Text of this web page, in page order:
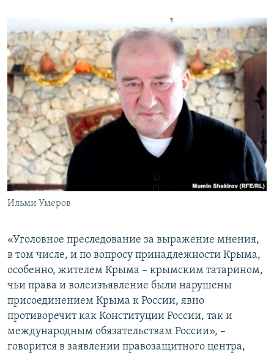
КРЫМ.НЕПОКОРЕННЫЙ
ELIFBE
УКРАИНСКАЯ ПРОБЛЕМА КРЫМА
Все сайты RFE/RL
Ильми Умеров
«Уголовное преследование за выражение мнения,
в том числе, и по вопросу принадлежности Крыма,
особенно, жителем Крыма – крымским татарином,
чьи права и волеизъявление были нарушены
присоединением Крыма к России, явно
противоречит как Конституции России, так и
международным обязательствам России», –
говорится в заявлении правозащитного центра,